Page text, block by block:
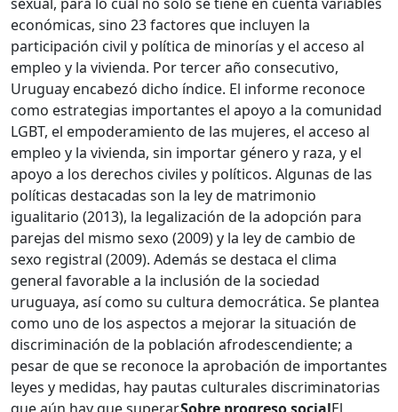
económicas, sino 23 factores que incluyen la
participación civil y política de minorías y el acceso al
empleo y la vivienda. Por tercer año consecutivo,
Uruguay encabezó dicho índice. El informe reconoce
como estrategias importantes el apoyo a la comunidad
LGBT, el empoderamiento de las mujeres, el acceso al
empleo y la vivienda, sin importar género y raza, y el
apoyo a los derechos civiles y políticos. Algunas de las
políticas destacadas son la ley de matrimonio
igualitario (2013), la legalización de la adopción para
parejas del mismo sexo (2009) y la ley de cambio de
sexo registral (2009). Además se destaca el clima
general favorable a la inclusión de la sociedad
uruguaya, así como su cultura democrática. Se plantea
como uno de los aspectos a mejorar la situación de
discriminación de la población afrodescendiente; a
pesar de que se reconoce la aprobación de importantes
leyes y medidas, hay pautas culturales discriminatorias